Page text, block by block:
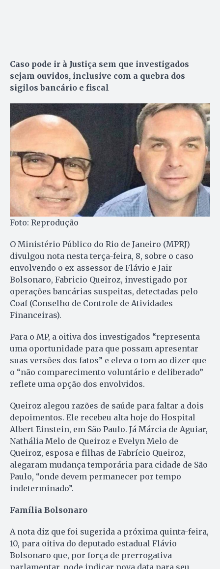
Caso pode ir à Justiça sem que investigados
sejam ouvidos, inclusive com a quebra dos
sigilos bancário e fiscal
Foto: Reprodução
O Ministério Público do Rio de Janeiro (MPRJ)
divulgou nota nesta terça-feira, 8, sobre o caso
envolvendo o ex-assessor de Flávio e Jair
Bolsonaro, Fabricio Queiroz, investigado por
operações bancárias suspeitas, detectadas pelo
Coaf (Conselho de Controle de Atividades
Financeiras).
Para o MP, a oitiva dos investigados “representa
uma oportunidade para que possam apresentar
suas versões dos fatos” e eleva o tom ao dizer que
o “não comparecimento voluntário e deliberado”
reflete uma opção dos envolvidos.
Queiroz alegou razões de saúde para faltar a dois
depoimentos. Ele recebeu alta hoje do Hospital
Albert Einstein, em São Paulo. Já Márcia de Aguiar,
Nathália Melo de Queiroz e Evelyn Melo de
Queiroz, esposa e filhas de Fabrício Queiroz,
alegaram mudança temporária para cidade de São
Paulo, “onde devem permanecer por tempo
indeterminado”.
Família Bolsonaro
A nota diz que foi sugerida a próxima quinta-feira,
10, para oitiva do deputado estadual Flávio
Bolsonaro que, por força de prerrogativa